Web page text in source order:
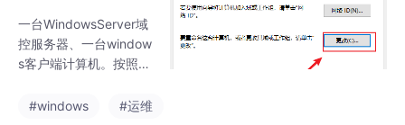
（原始虚拟机SID如
下），SID有了明显的
不同。至此，修改SID
要在配置网络、修改机
一台WindowsServer域
控服务器、一台window
s客户端计算机。按照图
内容填写WORKGROUP
#windows #运维